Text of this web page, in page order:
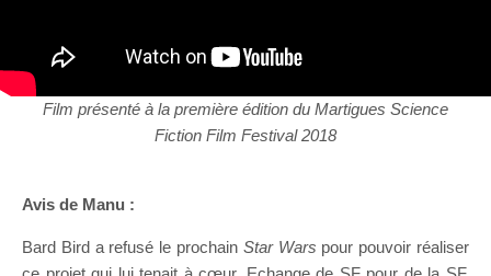
Film présenté à la première édition du Martigues Science
Fiction Film Festival 2018
Avis de Manu :
Bard Bird a refusé le prochain Star Wars pour pouvoir réaliser